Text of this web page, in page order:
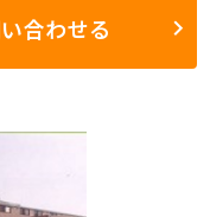
合わせる